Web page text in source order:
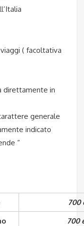
( facoltativa
direttamente in
generale
indicato
“
700
700